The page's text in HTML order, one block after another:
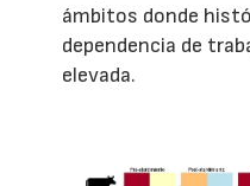
ámbitos donde
dependencia de
elevada.